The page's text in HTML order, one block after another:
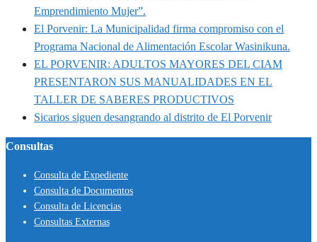
Emprendimiento Mujer”.
El Porvenir: La Municipalidad firma compromiso con el
Programa Nacional de Alimentación Escolar Wasinikuna.
EL PORVENIR: ADULTOS MAYORES DEL CIAM
PRESENTARON SUS MANUALIDADES EN EL
TALLER DE SABERES PRODUCTIVOS
Sicarios siguen desangrando al distrito de El Porvenir
Consultas
Consulta de Expediente
Consulta de Documentos
Consulta de Licencias
Consultas Externas